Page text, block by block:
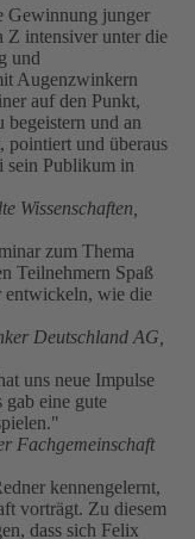
Gewinnung junger
Z intensiver unter die
und
Augenzwinkern
auf den Punkt,
und an
pointiert und überaus
sein Publikum in
Wissenschaften,
zum Thema
Teilnehmern Spaß
entwickeln, wie die
Deutschland AG,
uns neue Impulse
gab eine gute
Fachgemeinschaft
kennengelernt,
vorträgt. Zu diesem
dass sich Felix